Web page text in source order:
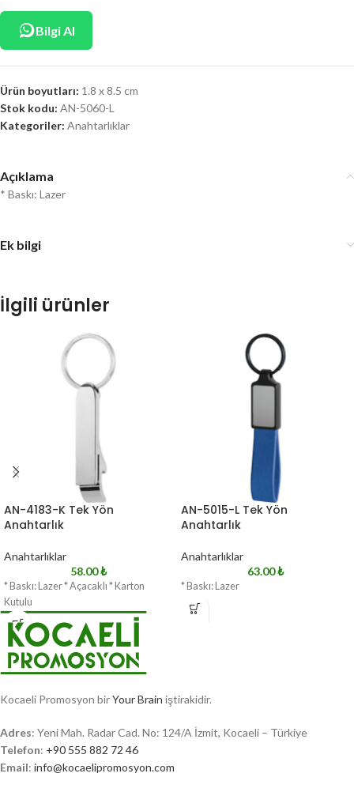
Bilgi Al
Ürün boyutları: 1.8 x 8.5 cm
Stok kodu: AN-5060-L
Kategoriler: Anahtarlıklar
Açıklama
* Baskı: Lazer
Ek bilgi
İlgili ürünler
AN-4183-K Tek Yön
Anahtarlık
Anahtarlıklar
58.00₺
* Baskı: Lazer * Açacaklı * Karton
Kutulu
AN-5015-L Tek Yön
Anahtarlık
Anahtarlıklar
63.00₺
* Baskı: Lazer
Kocaeli Promosyon birYour Brain iştirakidir.
Adres: Yeni Mah. Radar Cad. No: 124/A İzmit, Kocaeli – Türkiye
Telefon: +90 555 882 72 46
Email: info@kocaelipromosyon.com